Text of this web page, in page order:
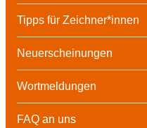
Tipps für Zeichner*innen
Neuerscheinungen
Wortmeldungen
FAQ an uns